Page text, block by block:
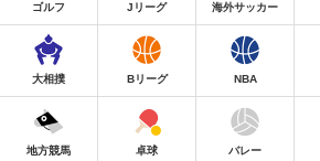
ゴルフ Jリーグ 海外サッカー
大相撲 Bリーグ NBA
地方競馬 卓球 バレー